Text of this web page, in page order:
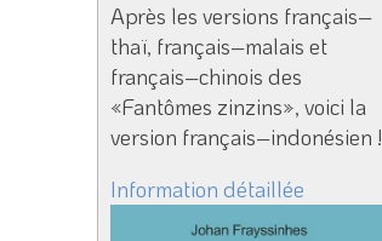
Après les versions français–
thaï, français–malais et
français–chinois des
«Fantômes zinzins», voici la
version français–indonésien !
Information détaillée